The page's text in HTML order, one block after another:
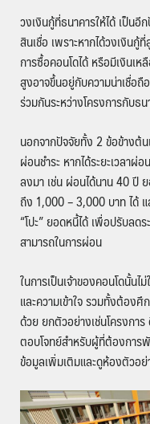
วงเงินกู้ที่ธนาคารให้ได้ เป็น
สินเชื่อ เพราะหากได้วงเงินกู้
การซื้อคอนโดได้ หรือมีเงินเ
สูงอาจขึ้นอยู่กับความน่าเชื่อ
ร่วมกันระหว่างโครงการกับธ
นอกจากปัจจัยทั้ง 2 ข้อข้างต้
ผ่อนชำระ หากได้ระยะเวลา
ลงมา เช่น ผ่อนได้นาน 40 ปี
ถึง 1,000 – 3,000 บาท ได้
“โปะ” ยอดหนี้ได้ เพื่อปรับลดร
สามารถในการผ่อน
ในการเป็นเจ้าของคอนโดนั้น
และความเข้าใจ รวมทั้งต้องศึ
ด้วย ยกตัวอย่างเช่นโครงกา
ตอบโจทย์สำหรับผู้ที่ต้องการ
ข้อมูลเพิ่มเติมและดูห้องตัวอย่